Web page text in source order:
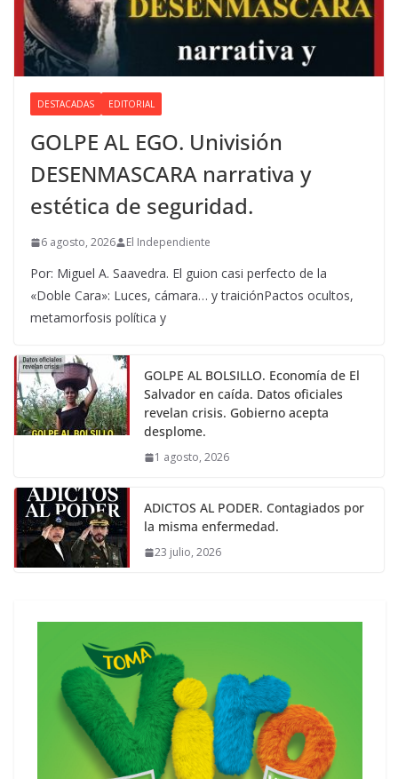
DESTACADAS EDITORIAL
GOLPE AL EGO. Univisión
DESENMASCARA narrativa y
estética de seguridad.
6 agosto, 2026 El Independiente
Por: Miguel A. Saavedra. El guion casi perfecto de la
«Doble Cara»: Luces, cámara… y traiciónPactos ocultos,
metamorfosis política y
GOLPE AL BOLSILLO. Economía de El
Salvador en caída. Datos oficiales
revelan crisis. Gobierno acepta
desplome.
1 agosto, 2026
ADICTOS AL PODER. Contagiados por
la misma enfermedad.
23 julio, 2026